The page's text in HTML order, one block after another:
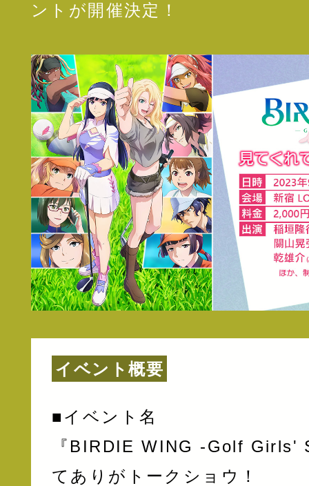
ントが開催決定！
イベント概要
■イベント名
『BIRDIE WING -Golf Girls'
てありがトークショウ！